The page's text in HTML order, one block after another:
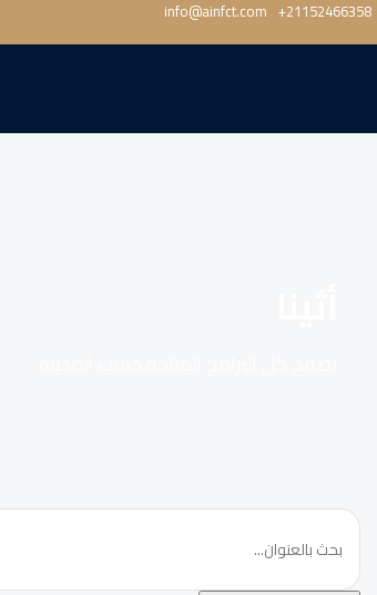
‎+21152466358
info@ainfct.com